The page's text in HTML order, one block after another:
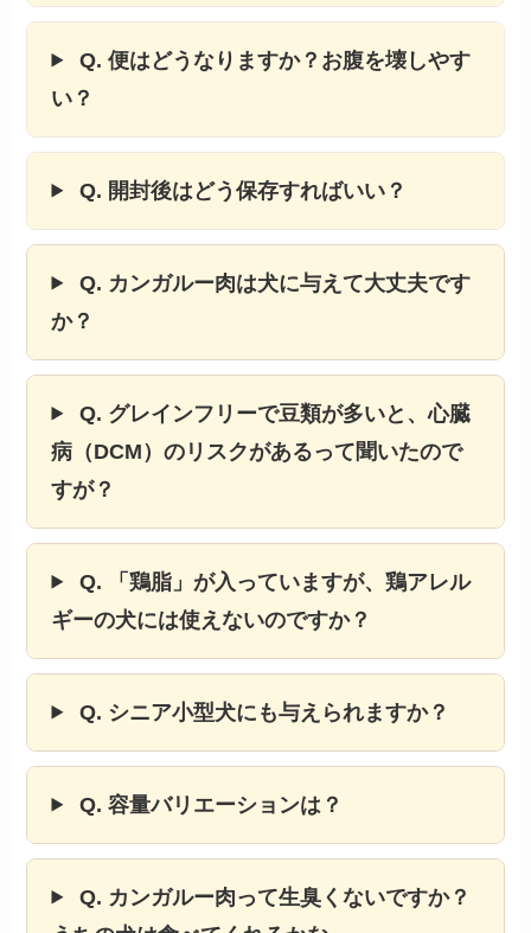
Q. 便はどうなりますか？お腹を壊しやす
い？
Q. 開封後はどう保存すればいい？
Q. カンガルー肉は犬に与えて大丈夫です
か？
Q. グレインフリーで豆類が多いと、心臓
病（DCM）のリスクがあるって聞いたので
すが？
Q. 「鶏脂」が入っていますが、鶏アレル
ギーの犬には使えないのですか？
Q. シニア小型犬にも与えられますか？
Q. 容量バリエーションは？
Q. カンガルー肉って生臭くないですか？